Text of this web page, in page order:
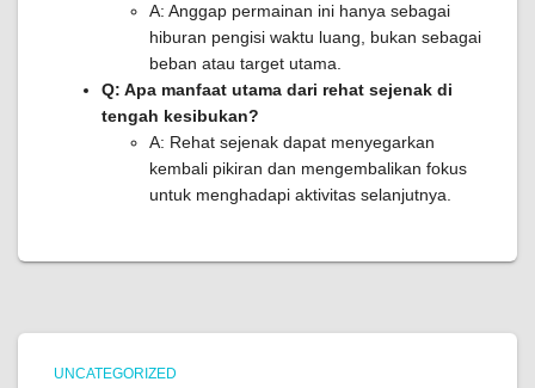
A: Anggap permainan ini hanya sebagai
hiburan pengisi waktu luang, bukan sebagai
beban atau target utama.
Q: Apa manfaat utama dari rehat sejenak di
tengah kesibukan?
A: Rehat sejenak dapat menyegarkan
kembali pikiran dan mengembalikan fokus
untuk menghadapi aktivitas selanjutnya.
UNCATEGORIZED